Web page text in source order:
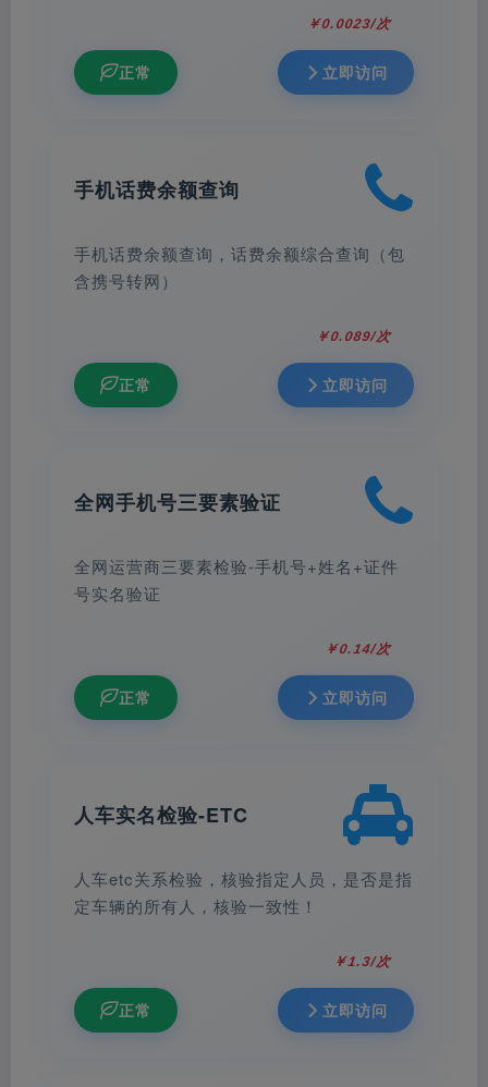
￥0.0023/次
正常 立即访问
手机话费余额查询
手机话费余额查询，话费余额综合查询（包
含携号转网）
￥0.089/次
正常 立即访问
全网手机号三要素验证
全网运营商三要素检验-手机号+姓名+证件
号实名验证
￥0.14/次
正常 立即访问
人车实名检验-ETC
人车etc关系检验，核验指定人员，是否是指
定车辆的所有人，核验一致性！
￥1.3/次
正常 立即访问